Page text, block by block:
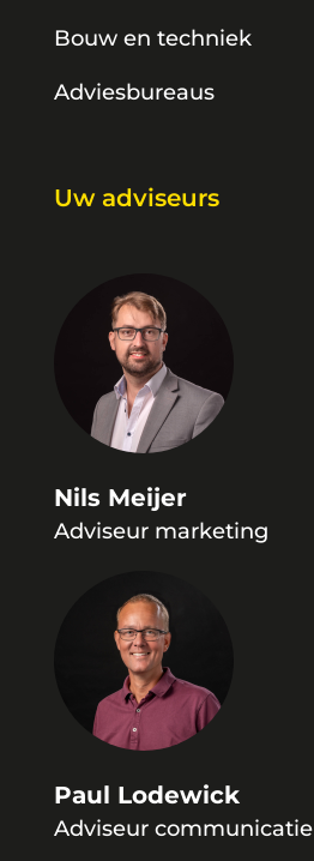
Bouw en techniek
Adviesbureaus
Uw adviseurs
Nils Meijer
Adviseur marketing
Paul Lodewick
Adviseur communicatie